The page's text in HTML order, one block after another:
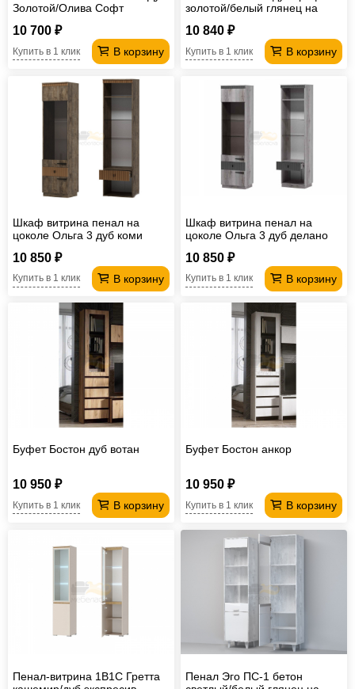
Золотой/Олива Софт
10 700 ₽
В корзину
Купить в 1 клик
золотой/белый глянец на
10 840 ₽
В корзину
Купить в 1 клик
Шкаф витрина пенал на
цоколе Ольга 3 дуб коми
10 850 ₽
В корзину
Купить в 1 клик
Шкаф витрина пенал на
цоколе Ольга 3 дуб делано
10 850 ₽
В корзину
Купить в 1 клик
Буфет Бостон дуб вотан
10 950 ₽
В корзину
Купить в 1 клик
Буфет Бостон анкор
10 950 ₽
В корзину
Купить в 1 клик
Пенал-витрина 1В1С Гретта
Пенал Эго ПС-1 бетон